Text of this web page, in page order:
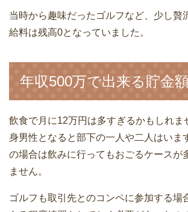
当時から趣味だったゴルフなど、少し贅
給料は残高0となっていました。
年収500万で出来る貯金
飲食で月に12万円は多すぎるかもしれま
身男性となると部下の一人や二人はいま
の場合は飲みに行ってもおごるケースが
ません。
ゴルフも取引先とのコンペに参加する場